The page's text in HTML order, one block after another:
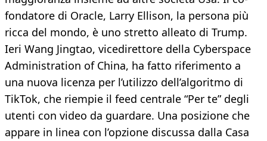
fondatore di Oracle, Larry Ellison, la persona più
ricca del mondo, è uno stretto alleato di Trump.
Ieri Wang Jingtao, vicedirettore della Cyberspace
Administration of China, ha fatto riferimento a
una nuova licenza per l’utilizzo dell’algoritmo di
TikTok, che riempie il feed centrale “Per te” degli
utenti con video da guardare. Una posizione che
appare in linea con l’opzione discussa dalla Casa